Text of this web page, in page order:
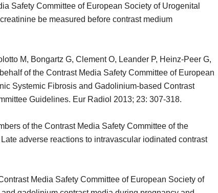
Safety Committee of European Society of Urogenital
be measured before contrast medium
M, Bongartz G, Clement O, Leander P, Heinz-Peer G,
of the Contrast Media Safety Committee of European
Systemic Fibrosis and Gadolinium-based Contrast
Guidelines. Eur Radiol 2013; 23: 307-318.
of the Contrast Media Safety Committee of the
adverse reactions to intravascular iodinated contrast
Media Safety Committee of European Society of